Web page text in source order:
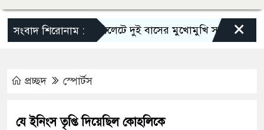
সংবাদ শিরোনাম :সিলেটে দুই বাসের মুখোমুখি সংঘর্ষে নিহত
×
প্রচ্ছদ স্পোর্টস
যে ইনিংস তৃপ্তি দিয়েছিল কোহলিকে